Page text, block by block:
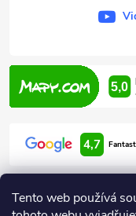
Tento web používá
4,7